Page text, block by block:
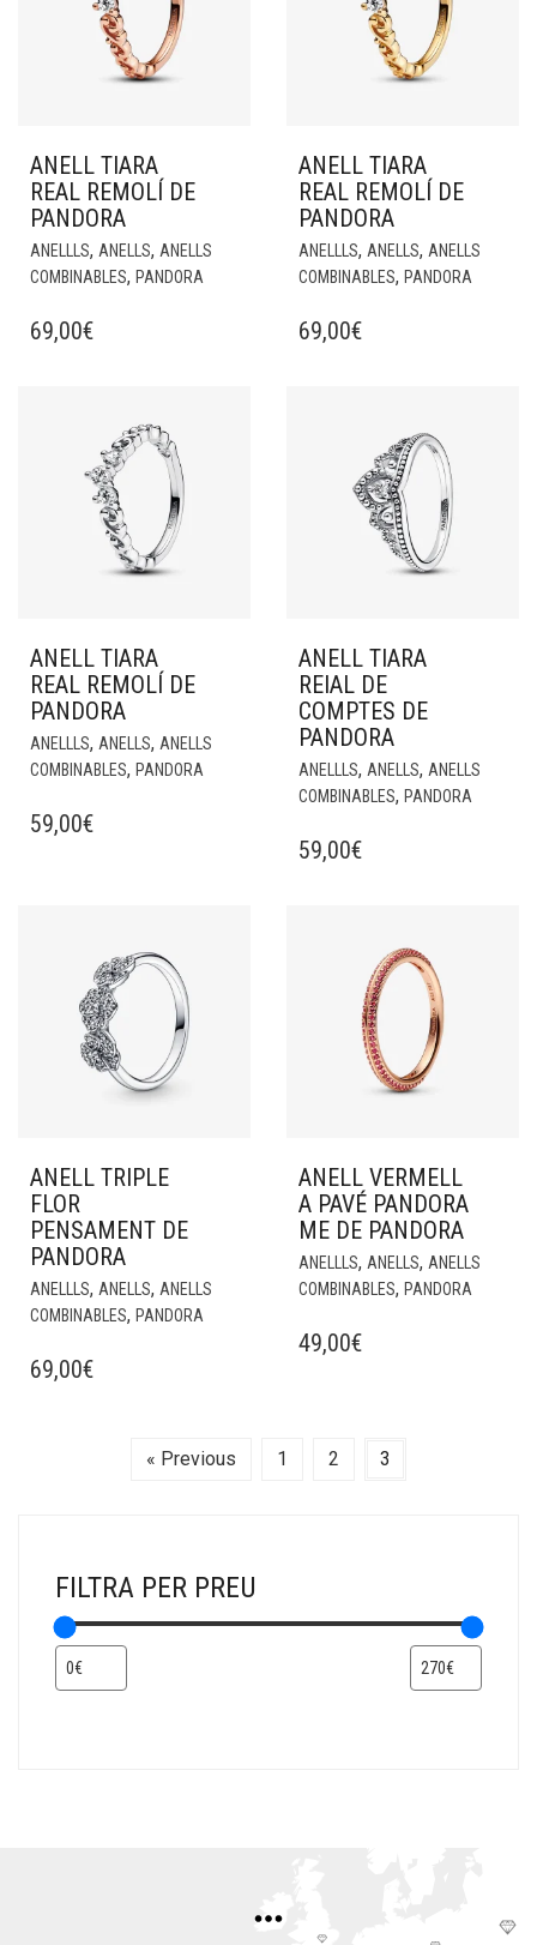
ANELL TIARA
REAL REMOLÍ DE
PANDORA
ANELLLS, ANELLS, ANELLS
COMBINABLES, PANDORA
69,00€
ANELL TIARA
REAL REMOLÍ DE
PANDORA
ANELLLS, ANELLS, ANELLS
COMBINABLES, PANDORA
69,00€
ANELL TIARA
REAL REMOLÍ DE
PANDORA
ANELLLS, ANELLS, ANELLS
COMBINABLES, PANDORA
59,00€
ANELL TIARA
REIAL DE
COMPTES DE
PANDORA
ANELLLS, ANELLS, ANELLS
COMBINABLES, PANDORA
59,00€
ANELL TRIPLE
FLOR
PENSAMENT DE
PANDORA
ANELLLS, ANELLS, ANELLS
COMBINABLES, PANDORA
69,00€
ANELL VERMELL
A PAVÉ PANDORA
ME DE PANDORA
ANELLLS, ANELLS, ANELLS
COMBINABLES, PANDORA
49,00€
« Previous 1 2 3
FILTRA PER PREU